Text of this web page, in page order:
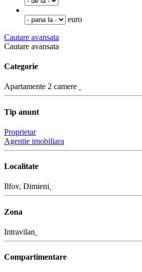
euro
Cautare avansata
Cautare avansata
Categorie
Apartamente 2 camere
Tip anunt
Proprietar
Agentie imobiliara
Localitate
Ilfov, Dimieni
Zona
Intravilan
Compartimentare